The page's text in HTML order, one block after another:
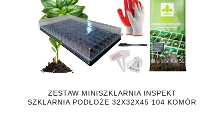
ZESTAW MINISZKLARNIA INSPEKT
SZKLARNIA PODŁOŻE 32X32X45 104 KOMÓR